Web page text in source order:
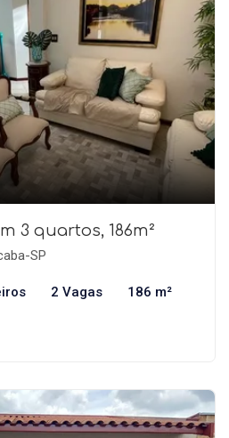
3 quartos, 186m²
SP
2 Vagas 186 m²